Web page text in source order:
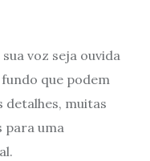
voz seja ouvida
que podem
detalhes, muitas
para uma